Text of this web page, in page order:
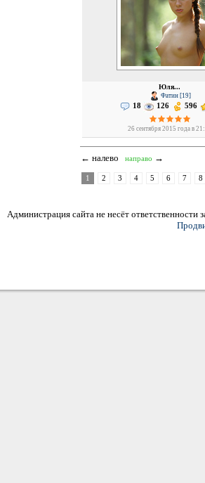
Юля...
Фатин [19]
18 126 596
26 сентября 2015 года в
← налево направо →
1 2 3 4 5 6 7 8
Администрация сайта не несёт ответственности